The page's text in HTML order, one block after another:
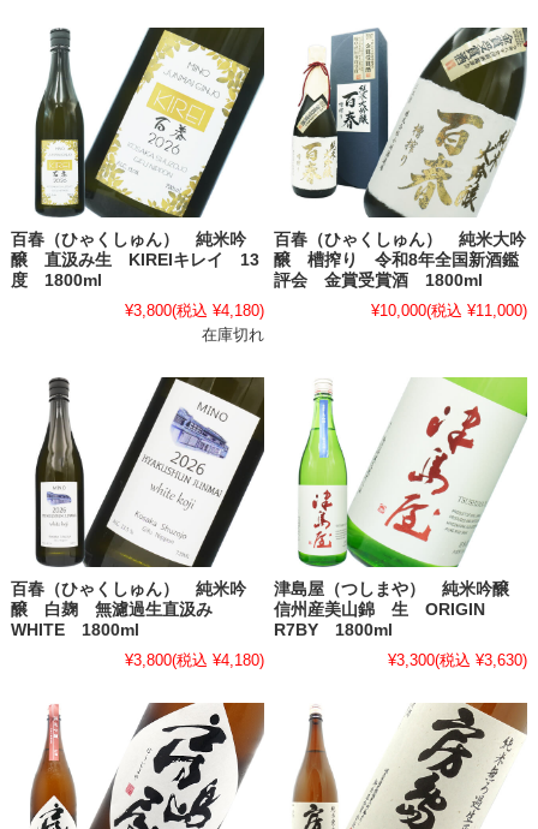
百春（ひゃくしゅん） 純米吟
醸 直汲み生 KIREIキレイ 13
度 1800ml
¥3,800(税込 ¥4,180)
在庫切れ
百春（ひゃくしゅん） 純米大吟
醸 槽搾り 令和8年全国新酒鑑
評会 金賞受賞酒 1800ml
¥10,000(税込 ¥11,000)
百春（ひゃくしゅん） 純米吟
醸 白麹 無濾過生直汲み
WHITE 1800ml
¥3,800(税込 ¥4,180)
津島屋（つしまや） 純米吟醸
信州産美山錦 生 ORIGIN
R7BY 1800ml
¥3,300(税込 ¥3,630)